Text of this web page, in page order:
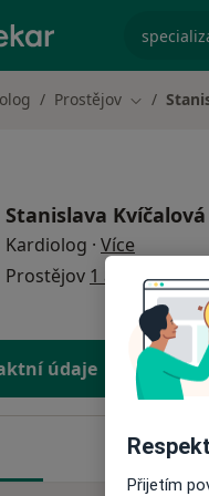
Prostějov Změna
Stanislava Kvíčalová
Kardiolog · Víceo
Prostějov 1 adresa
údaje
Adresy
Přijetím